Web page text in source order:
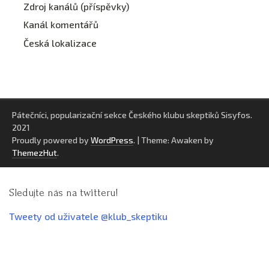
Zdroj kanálů (příspěvky)
Kanál komentářů
Česká lokalizace
Pátečníci, popularizační sekce Českého klubu skeptiků Sisyfos.
2021
Proudly powered by WordPress. | Theme: Awaken by
ThemezHut.
Sledujte nás na twitteru!
Tweety od uživatele @klub_skeptiku